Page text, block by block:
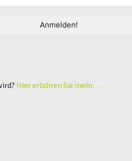
Hier erfahren Sie mehr…